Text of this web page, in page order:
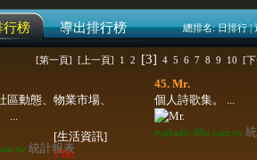
行榜 導出排行榜 總排名:日排行|
[第一頁] [上一頁] 1 2 [3] 4 5 6 7 8 9 10 [
區動態、物業市場、
...
[生活資訊]
1 Hit
統計報表
45. Mr.
個人詩歌集。 ...
ryphadjc.88u.com.tw